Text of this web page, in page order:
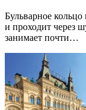
Бульварное
и проходит через
занимает почти…